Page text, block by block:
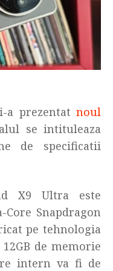
a prezentat noul
se intituleaza
de specificatii
X9 Ultra este
Snapdragon
pe tehnologia
de memorie
intern va fi de